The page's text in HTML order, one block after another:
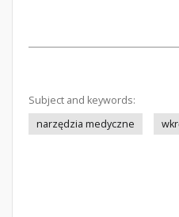
Subject and keywords:
narzędzia medyczne